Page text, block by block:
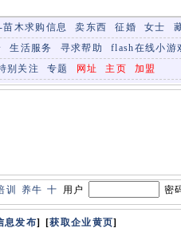
苗木求购信息 卖东西 征婚 女士
生活服务 寻求帮助 flash在线小游
别关注 专题 网址 主页 加盟
训 养牛 十堰用户 密
息发布] [获取企业黄页]